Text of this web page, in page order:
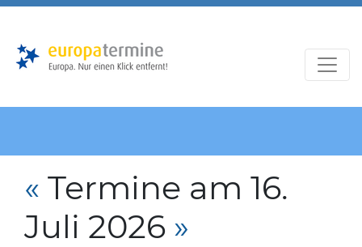
« Termine am 16.
Juli 2026 »